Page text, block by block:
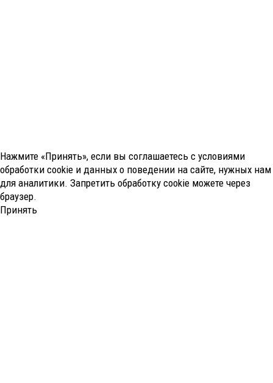
Нажмите «Принять», если вы соглашаетесь с условиями
обработки cookie и данных о поведении на сайте, нужных нам
для аналитики. Запретить обработку cookie можете через
браузер.
Принять